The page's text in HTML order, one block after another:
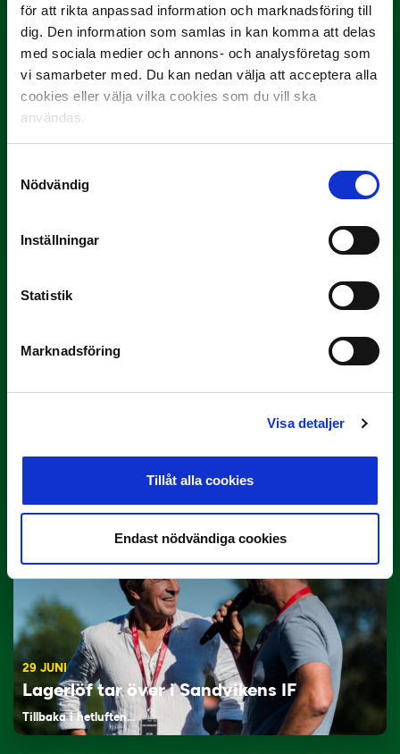
för att rikta anpassad information och marknadsföring till
dig. Den information som samlas in kan komma att delas
med sociala medier och annons- och analysföretag som
vi samarbeter med. Du kan nedan välja att acceptera alla
cookies eller välja vilka cookies som du vill ska
användas.
Nödvändig
Inställningar
Statistik
Marknadsföring
Visa detaljer
Tillåt alla cookies
Endast nödvändiga cookies
3 JULI
29 JUNI
Lagerlöf tar över i Sandvikens IF
Tillbaka i hetluften…